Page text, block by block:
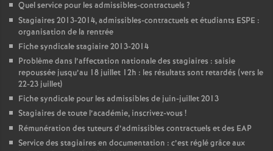
Quel service pour les admissibles-contractuels ?
Stagiaires 2013-2014, admissibles-contractuels et étudiants ESPE :
organisation de la rentrée
Fiche syndicale stagiaire 2013-2014
Problème dans l’affectation nationale des stagiaires : saisie
repoussée jusqu’au 18 juillet 12h : les résultats sont retardés (vers le
22-23 juillet)
Fiche syndicale pour les admissibles de juin-juillet 2013
Stagiaires de toute l’académie, inscrivez-vous !
Rémunération des tuteurs d’admissibles contractuels et des EAP
Service des stagiaires en documentation : c’est réglé grâce aux